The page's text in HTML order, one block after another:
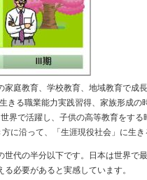
庭教育、学校教育、地域教育で成
きる職業能力実践習得、家族形成の
界で活躍し、子供の高等教育をする
に沿って、「生涯現役社会」に生
代の半分以下です。日本は世界で
必要があると実感しています。